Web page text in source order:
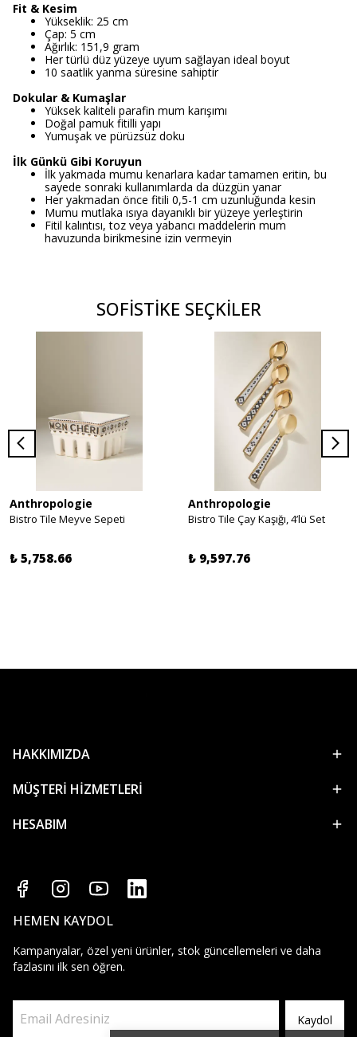
Fit & Kesim
Yükseklik: 25 cm
Çap: 5 cm
Ağırlık: 151,9 gram
Her türlü düz yüzeye uyum sağlayan ideal boyut
10 saatlik yanma süresine sahiptir
Dokular & Kumaşlar
Yüksek kaliteli parafin mum karışımı
Doğal pamuk fitilli yapı
Yumuşak ve pürüzsüz doku
İlk Günkü Gibi Koruyun
İlk yakmada mumu kenarlara kadar tamamen eritin, bu
sayede sonraki kullanımlarda da düzgün yanar
Her yakmadan önce fitili 0,5-1 cm uzunluğunda kesin
Mumu mutlaka ısıya dayanıklı bir yüzeye yerleştirin
Fitil kalıntısı, toz veya yabancı maddelerin mum
havuzunda birikmesine izin vermeyin
SOFİSTİKE SEÇKİLER
Anthropologie
Bistro Tile Meyve Sepeti
₺ 5,758.66
Anthropologie
Bistro Tile Çay Kaşığı, 4’lü Set
₺ 9,597.76
HAKKIMIZDA
MÜŞTERİ HİZMETLERİ
HESABIM
HEMEN KAYDOL
Kampanyalar, özel yeni ürünler, stok güncellemeleri ve daha
fazlasını ilk sen öğren.
Kaydol